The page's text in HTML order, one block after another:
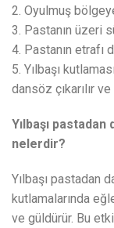
2. Oyulmuş
3. Pastanın üzeri
4. Pastanın etrafı
5. Yılbaşı
dansöz çıkarılır
Yılbaşı
nelerdir?
Yılbaşı pastadan
kutlamalarında
ve güldürür. Bu